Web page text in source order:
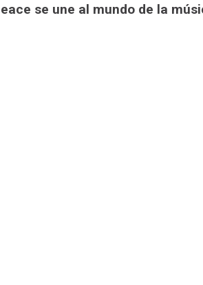
se une al mundo de la